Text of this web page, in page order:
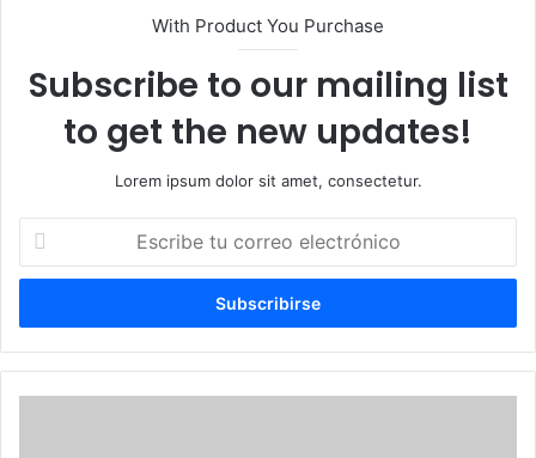
With Product You Purchase
Subscribe to our mailing list
to get the new updates!
Lorem ipsum dolor sit amet, consectetur.
Escribe
correo